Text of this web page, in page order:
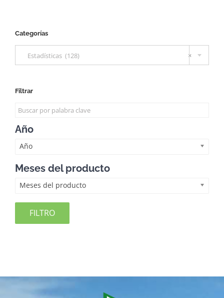
Categorías
×
Estadísticas (128)
Filtrar
Año
Año
Meses del producto
Meses del producto
FILTRO